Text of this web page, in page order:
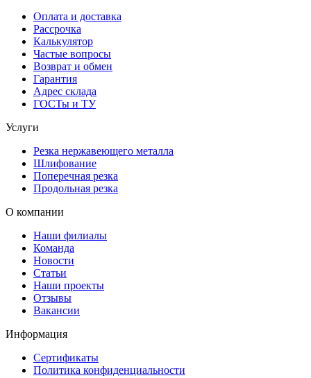
Оплата и доставка
Рассрочка
Калькулятор
Частые вопросы
Возврат и обмен
Гарантия
Адрес склада
ГОСТы и ТУ
Услуги
Резка нержавеющего металла
Шлифование
Поперечная резка
Продольная резка
О компании
Наши филиалы
Команда
Новости
Статьи
Наши проекты
Отзывы
Вакансии
Информация
Сертификаты
Политика конфиденциальности